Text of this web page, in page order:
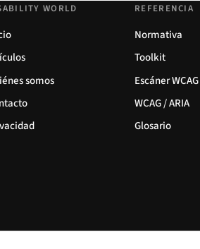
WORLD
somos
REFERENCIA
Normativa
Toolkit
Escáner
WCAG / ARIA
Glosario